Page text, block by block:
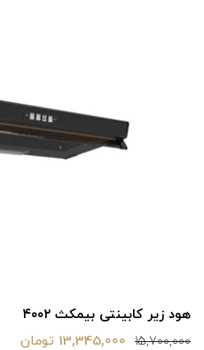
هود زیر کابینتی بیمکث ۴۰۰۲
15,700,000 13,345,000 تومان